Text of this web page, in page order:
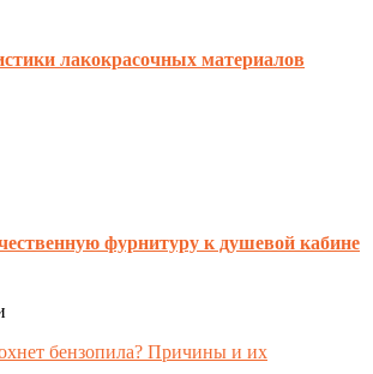
лакокрасочных материалов
фурнитуру к душевой кабине